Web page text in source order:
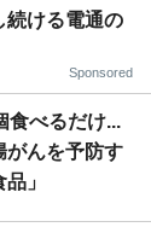
続ける電通の
Sponsored
食べるだけ...
がんを予防す
」